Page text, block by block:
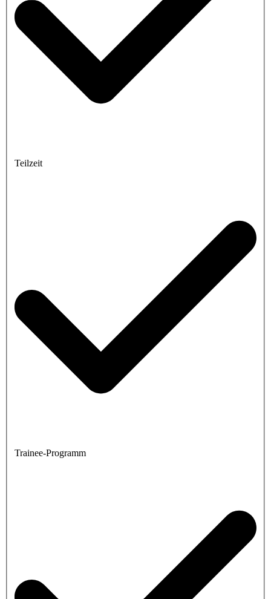
Teilzeit
Trainee-Programm